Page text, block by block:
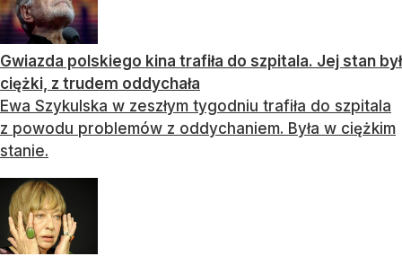
Gwiazda polskiego kina trafiła do szpitala. Jej stan był
ciężki, z trudem oddychała
Ewa Szykulska w zeszłym tygodniu trafiła do szpitala
z powodu problemów z oddychaniem. Była w ciężkim
stanie.